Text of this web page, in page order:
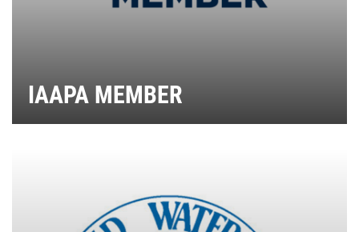
IAAPA MEMBER